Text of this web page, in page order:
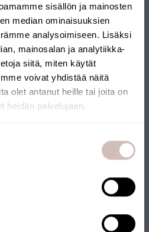
sisällön ja mainosten
median ominaisuuksien
analysoimiseen. Lisäksi
mainosalan ja analytiikka-
siitä, miten käytät
voivat yhdistää näitä
olet antanut heille tai joita on
heidän palvelujaan.
le label Key Flag. La boutique
Beaucoup de nos produits portent